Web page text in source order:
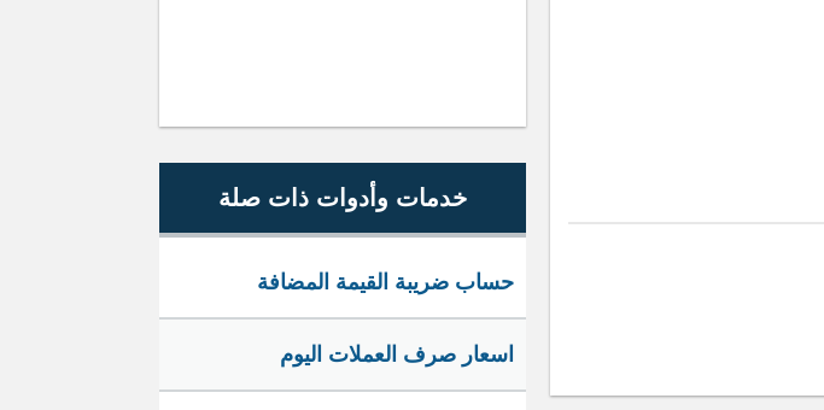
خدمات وأدوات ذات صلة
حساب ضريبة القيمة المضافة
اسعار صرف العملات اليوم